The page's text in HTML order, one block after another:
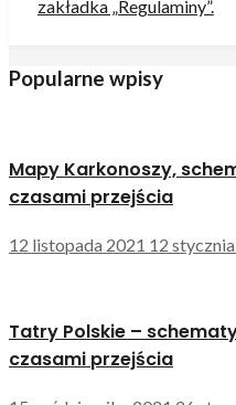
Popularne wpisy
Mapy Karkonoszy,
czasami przejścia
12 listopada 2021 12
Tatry Polskie –
czasami przejścia